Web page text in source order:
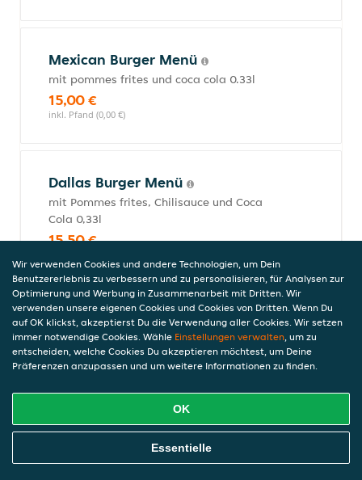
Mexican Burger Menü
mit pommes frites und coca cola 0.33l
15,00 €
inkl. Pfand (0,00 €)
Dallas Burger Menü
mit Pommes frites, Chilisauce und Coca
Cola 0,33l
15,50 €
Halloumi Burger
Burgerfleisch, Halloumi Käse, Salat,
Zwiebel, Tomaten, Gurken und
Burgersauce
15,50 €
Online Essen Bestellen
Wir verwenden Cookies und andere Technologien, um Dein
Benutzererlebnis zu verbessern und zu personalisieren, für Analysen zur
Optimierung und Werbung in Zusammenarbeit mit Dritten. Wir
verwenden unsere eigenen Cookies und Cookies von Dritten. Wenn Du
auf OK klickst, akzeptierst Du die Verwendung aller Cookies. Wir setzen
immer notwendige Cookies. Wähle Einstellungen verwalten, um zu
entscheiden, welche Cookies Du akzeptieren möchtest, um Deine
Präferenzen anzupassen und um weitere Informationen zu finden.
OK
Essentielle